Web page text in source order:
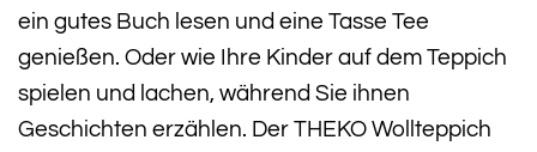
ein gutes Buch lesen und eine Tasse Tee
genießen. Oder wie Ihre Kinder auf dem Teppich
spielen und lachen, während Sie ihnen
Geschichten erzählen. Der THEKO Wollteppich